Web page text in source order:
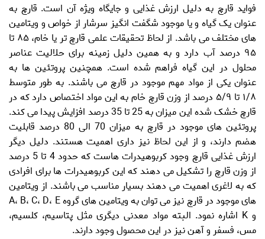
فواید قارچ به دلیل ارزش غذایی و جایگاه ویژه آن است. قارچ به
عنوان یک گیاه و یا موجود شگفت انگیز سرشار از خواص و ویتامین
های مختلف می باشد. از لحاظ تحقیقات علمی قارچ تر یا خام، ۸۵ تا
۹۵ درصد آب دارد و به همین دلیل زمینه برای حلالیت عناصر
محلول در این گیاه فراهم شده است. همچنین پروتئین ها به
عنوان یکی از مواد مهم موجود در قارچ می باشند. به طور متوسط
۱/۸ تا ۵/۹ درصد از وزن قارچ خام به این مواد اختصاص دارد که در
قارچ خشک شده این میزان به 25 تا 35 درصد افزایش پیدا می کند.
پروتئین های موجود در قارچ به میزان 70 الی 80 درصد قابلیت
هضم دارند، و از این لحاظ نیز داری اهمیت هستند. دلیل دیگر
ارزش غذایی قارچ
وجود کربوهیدرات هاست که حدود 4 تا 5 درصد
از وزن قارچ را تشکیل می دهند که این کربوهیدرات ها برای افرادی
که به لاغری اهمیت می دهند بسیار مناسب می باشند. از ویتامین
های موجود در قارچ نیز می توان به ویتامین های گروه A، B، C، D، E
و K اشاره نمود. البته مواد معدنی دیگری مثل پتاسیم، کلسیم،
مس، فسفر و آهن نیز در این محصول وجود دارند.